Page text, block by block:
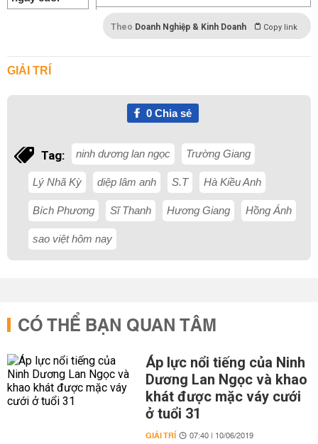
Theo Doanh Nghiệp & Kinh Doanh Copy link
GIẢI TRÍ
0Chia sẻ
Tag: ninh dương lan ngọc Trường Giang
Lý Nhã Kỳ diệp lâm anh S.T Hà Kiều Anh
Bích Phương Sĩ Thanh Hương Giang Hồng Ánh
sao việt hôm nay
CÓ THỂ BẠN QUAN TÂM
Áp lực nổi tiếng của Ninh
Dương Lan Ngọc và khao
khát được mặc váy cưới
ở tuổi 31
GIẢI TRÍ 07:40 | 10/06/2019